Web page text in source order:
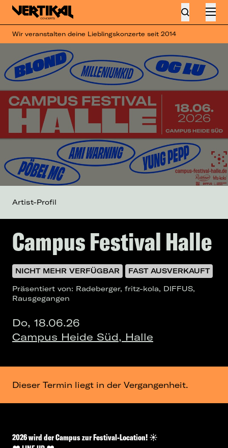
Wir veranstalten deine Lieblingskonzerte seit 2014
Campus Festival Halle
NICHT MEHR VERFÜGBAR
FAST AUSVERKAUFT
Präsentiert von: Radeberger, fritz-kola, DIFFUS,
Rausgegangen
Do, 18.06.26
Campus Heide Süd, Halle
Artist-Profil
Dieser Termin liegt in der Vergangenheit.
2026 wird der Campus zur Festival-Location! ☀️